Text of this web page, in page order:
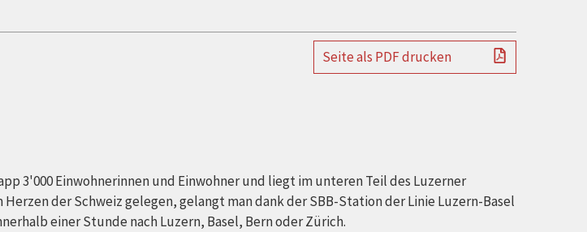
Seite als PDF drucken
3'000 Einwohnerinnen und Einwohner und liegt im unteren Teil des Luzerner
der Schweiz gelegen, gelangt man dank der SBB-Station der Linie Luzern-Basel
einer Stunde nach Luzern, Basel, Bern oder Zürich.